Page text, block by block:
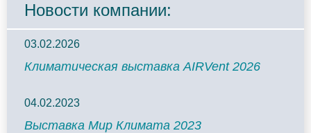
Новости компании:
03.02.2026
Климатическая выставка AIRVent 2026
04.02.2023
Выставка Мир Климата 2023